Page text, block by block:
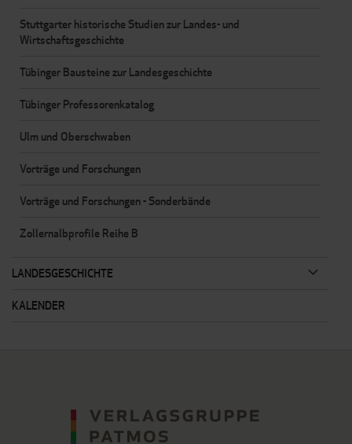
Stuttgarter historische Studien zur Landes- und
Wirtschaftsgeschichte
Tübinger Bausteine zur Landesgeschichte
Tübinger Professorenkatalog
Ulm und Oberschwaben
Vorträge und Forschungen
Vorträge und Forschungen - Sonderbände
Zollernalbprofile Reihe B
LANDESGESCHICHTE
KALENDER